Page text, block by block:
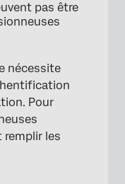
pas être
nécessite
Pour
remplir les